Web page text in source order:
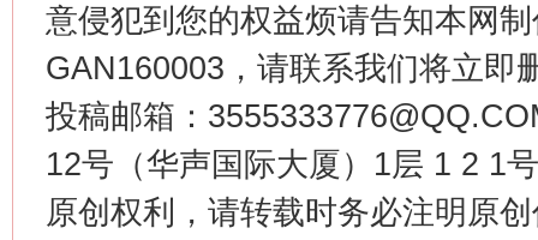
意侵犯到您的权益烦请告知本网
GAN160003，请联系我们将立即
投稿邮箱：
12号（华声国际大厦）1层 1 2 1
原创权利，请转载时务必注明原
在谋一域中谋全局